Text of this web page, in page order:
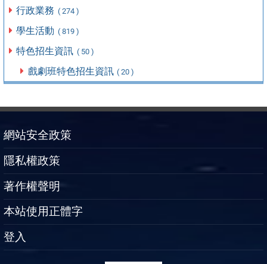
行政業務 ( 274 )
學生活動 ( 819 )
特色招生資訊 ( 50 )
戲劇班特色招生資訊 ( 20 )
網站安全政策
隱私權政策
著作權聲明
本站使用正體字
登入